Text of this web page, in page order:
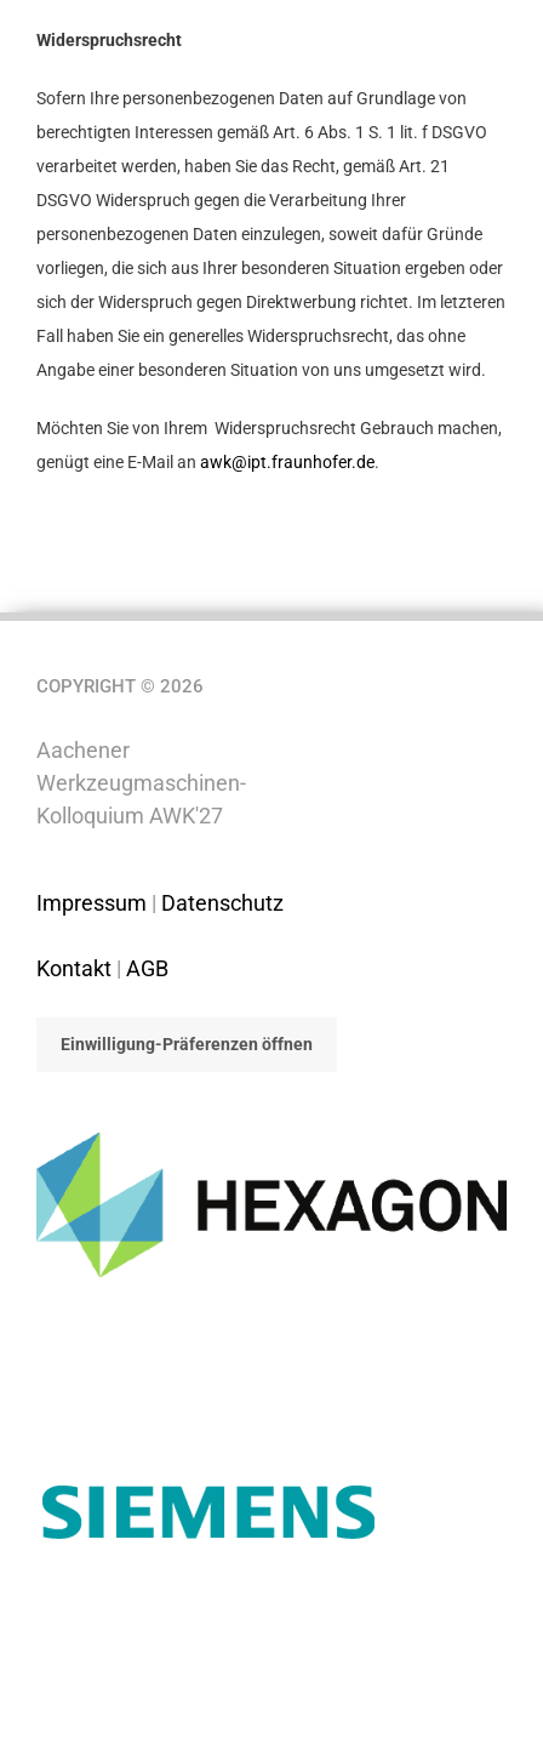
Widerspruchsrecht
Sofern Ihre personenbezogenen Daten auf Grundlage von
berechtigten Interessen gemäß Art. 6 Abs. 1 S. 1 lit. f DSGVO
verarbeitet werden, haben Sie das Recht, gemäß Art. 21
DSGVO Widerspruch gegen die Verarbeitung Ihrer
personenbezogenen Daten einzulegen, soweit dafür Gründe
vorliegen, die sich aus Ihrer besonderen Situation ergeben oder
sich der Widerspruch gegen Direktwerbung richtet. Im letzteren
Fall haben Sie ein generelles Widerspruchsrecht, das ohne
Angabe einer besonderen Situation von uns umgesetzt wird.
Möchten Sie von Ihrem Widerspruchsrecht Gebrauch machen,
genügt eine E-Mail an awk@ipt.fraunhofer.de.
COPYRIGHT © 2026
Aachener
Werkzeugmaschinen-
Kolloquium AWK'27
Impressum | Datenschutz
Kontakt | AGB
Einwilligung-Präferenzen öffnen